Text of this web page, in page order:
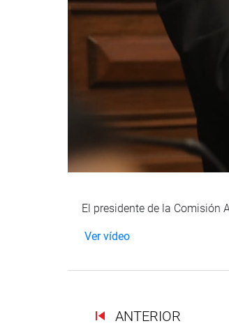
El presidente de la Comisión
Ver vídeo
ANTERIOR